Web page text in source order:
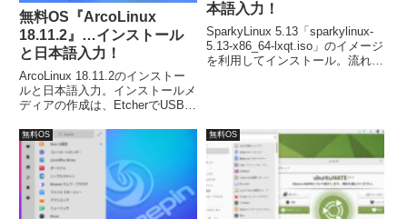
無料OS『ArcoLinux
18.11.2』…インストール
と日本語入力！
ArcoLinux 18.11.2のインストー
ルと日本語入力。インストールメ
ディアの作成は、EtcherでUSBメ
ールは簡単で、言語の設定とユー
ザー情報位で完了。再起動後の日
本語入力設定は、コマンドです
が、Ubuntuなみに簡単。
本語入力！
SparkyLinux 5.13「sparkylinux-
5.13-x86_64-lxqt.iso」のイメージ
を利用してインストール。流れに
無料OS 無料OS